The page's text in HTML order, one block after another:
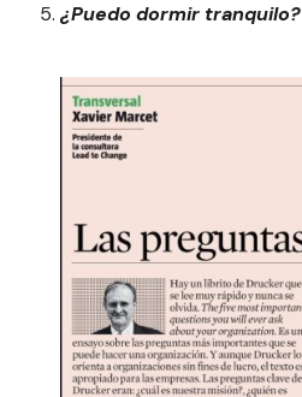
¿Puedo dormir tranquilo?